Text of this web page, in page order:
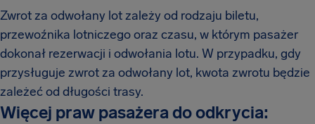
Zwrot za odwołany lot zależy od rodzaju biletu,
przewoźnika lotniczego oraz czasu, w którym pasażer
dokonał rezerwacji i odwołania lotu. W przypadku, gdy
przysługuje zwrot za odwołany lot, kwota zwrotu będzie
zależeć od długości trasy.
Więcej praw pasażera do odkrycia: